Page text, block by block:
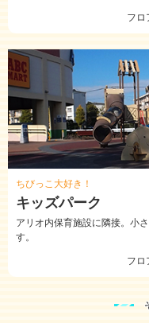
フロ
ちびっこ大好き！
キッズパーク
アリオ内保育施設に隣接。小
す。
フロ